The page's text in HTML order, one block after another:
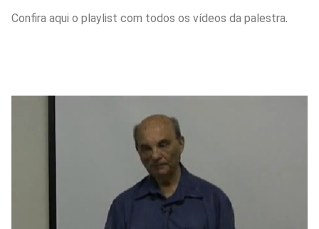
Confira aqui o playlist com todos os vídeos da palestra.